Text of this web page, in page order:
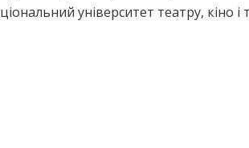
університет театру, кіно і